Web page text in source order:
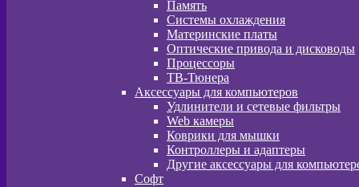
Память
Системы охлаждения
Материнские платы
Оптические привода и дисководы
Процессоры
ТВ-Тюнера
Аксессуары для компьютеров
Удлинители и сетевые фильтры
Web камеры
Коврики для мышки
Контроллеры и адаптеры
Другие аксессуары для
Софт